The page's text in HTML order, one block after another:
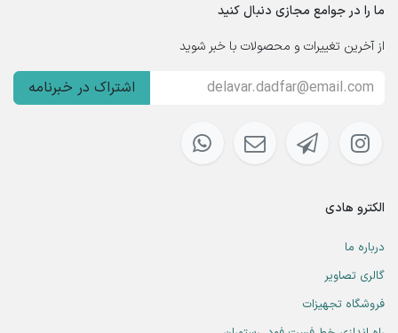
ما را در جوامع مجازی دنبال کنید
از آخرین تغییرات و محصولات با خبر شوید
اشتراک در خبرنامه
الکترو هادی
درباره ما
گالری تصاویر
فروشگاه تجهیزات